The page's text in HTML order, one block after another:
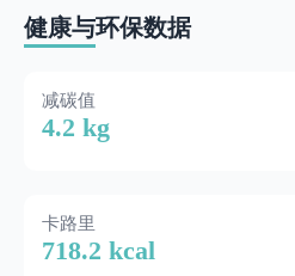
健康与环保数据
减碳值
4.2 kg
卡路里
718.2 kcal